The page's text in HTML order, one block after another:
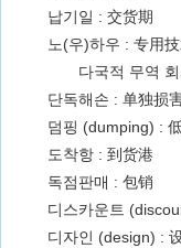
납기일 : 交货期
노(우)하우 : 专用
다국적 무역
단독해손 : 单独损
덤핑 (dumping) :
도착항 : 到货港
독점판매 : 包销
디스카운트
디자인 (design) :